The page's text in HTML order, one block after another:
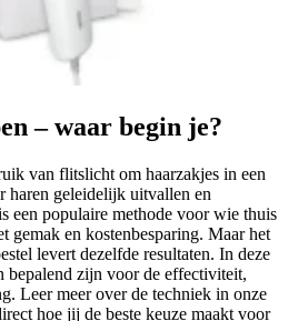
– waar begin je?
van flitslicht om haarzakjes in een
haren geleidelijk uitvallen en
een populaire methode voor wie thuis
gemak en kostenbesparing. Maar het
levert dezelfde resultaten. In deze
bepalend zijn voor de effectiviteit,
Leer meer over de techniek in onze
hoe jij de beste keuze maakt voor